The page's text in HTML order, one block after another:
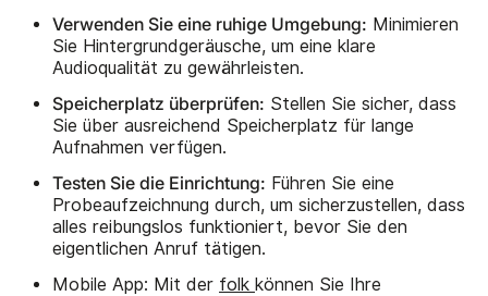
Verwenden Sie eine ruhige Umgebung: Minimieren
Sie Hintergrundgeräusche, um eine klare
Audioqualität zu gewährleisten.
Speicherplatz überprüfen: Stellen Sie sicher, dass
Sie über ausreichend Speicherplatz für lange
Aufnahmen verfügen.
Testen Sie die Einrichtung: Führen Sie eine
Probeaufzeichnung durch, um sicherzustellen, dass
alles reibungslos funktioniert, bevor Sie den
eigentlichen Anruf tätigen.
Mobile App: Mit der folk können Sie Ihre